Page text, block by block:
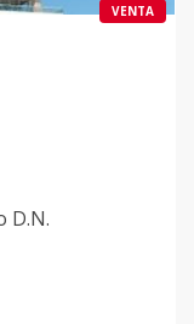
VENTA
D.N.